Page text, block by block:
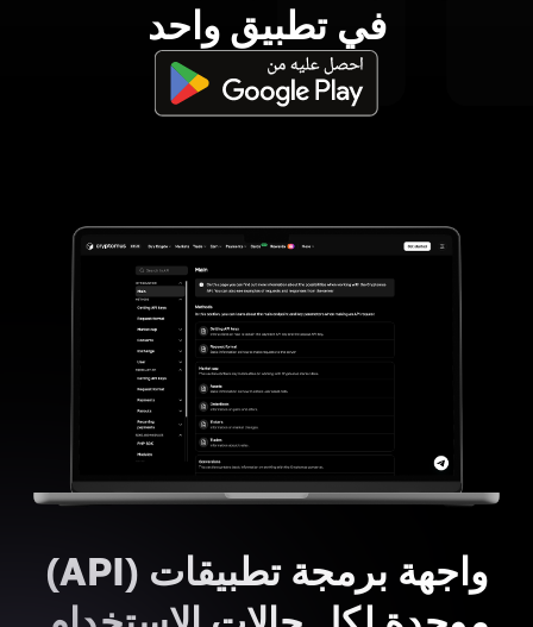
في تطبيق واحد
واجهة برمجة تطبيقات (API)